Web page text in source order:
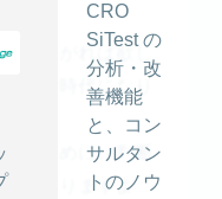
CRO
SiTest の
分析・改
善機能
と、コン
サルタン
トのノウ
つながれば欲し
利な時代になり
いために、判断
ムもありますよ